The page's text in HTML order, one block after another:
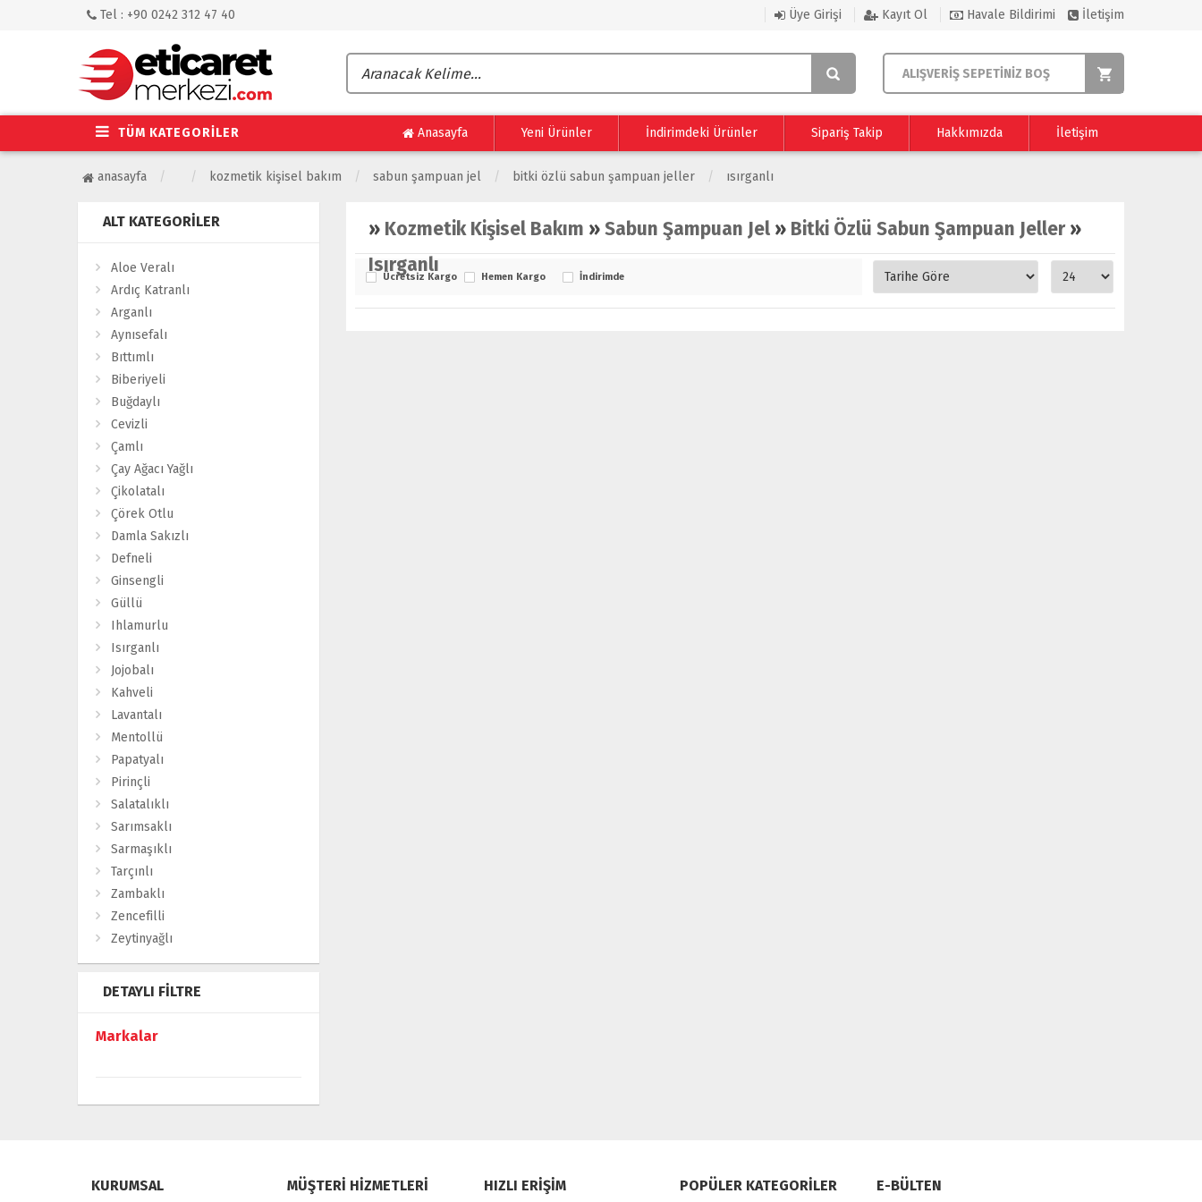
Tel : +90 0242 312 47 40 Üye Girişi Kayıt Ol Havale Bildirimi İletişim
ALIŞVERİŞ SEPETİNİZ BOŞ
TÜM KATEGORİLER Anasayfa Yeni Ürünler İndirimdeki Ürünler Sipariş Takip Hakkımızda İletişim
anasayfa kozmetik kişisel bakım sabun şampuan jel bitki özlü sabun şampuan jeller isırganlı
ALT KATEGORILER
Aloe Veralı
Ardıç Katranlı
Arganlı
Aynısefalı
Bıttımlı
Biberiyeli
Buğdaylı
Cevizli
Çamlı
Çay Ağacı Yağlı
Çikolatalı
Çörek Otlu
Damla Sakızlı
Defneli
Ginsengli
Güllü
Ihlamurlu
Isırganlı
Jojobalı
Kahveli
Lavantalı
Mentollü
Papatyalı
Pirinçli
Salatalıklı
Sarımsaklı
Sarmaşıklı
Tarçınlı
Zambaklı
Zencefilli
Zeytinyağlı
DETAYLI FILTRE
Markalar
» Kozmetik Kişisel Bakım »Sabun Şampuan Jel » Bitki Özlü Sabun Şampuan Jeller»
Isırganlı
Ücretsiz Kargo Hemen Kargo İndirimde
KURUMSAL MÜŞTERİ HİZMETLERİ HIZLI ERİŞİM POPÜLER KATEGORİLER E-BÜLTEN